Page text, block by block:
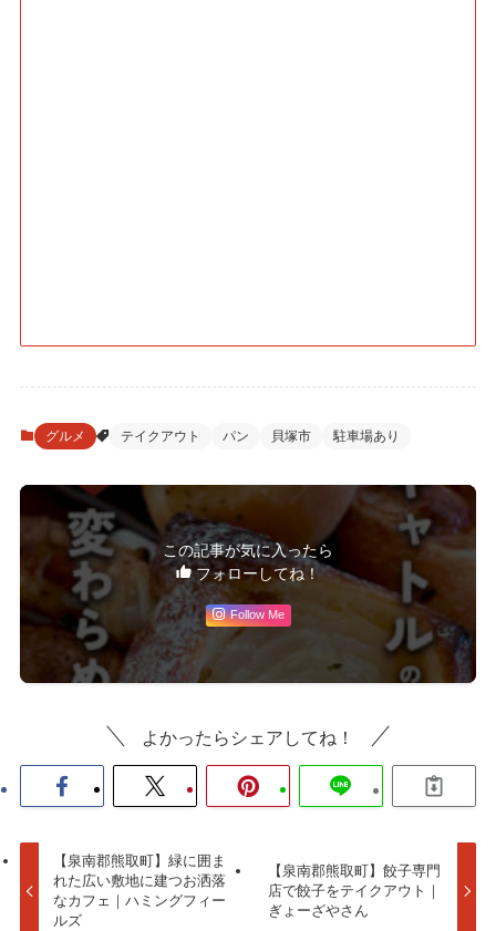
グルメ テイクアウト パン 貝塚市 駐車場あり
この記事が気に入ったら
フォローしてね！
Follow Me
よかったらシェアしてね！
【泉南郡熊取町】緑に囲ま
れた広い敷地に建つお洒落
なカフェ｜ハミングフィー
ルズ
【泉南郡熊取町】餃子専門
店で餃子をテイクアウト｜
ぎょーざやさん